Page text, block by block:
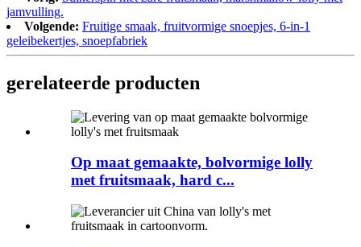
jamvulling.
Volgende: Fruitige smaak, fruitvormige snoepjes, 6-in-1
geleibekertjes, snoepfabriek
gerelateerde producten
Op maat gemaakte, bolvormige lolly
met fruitsmaak, hard c...